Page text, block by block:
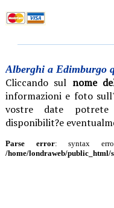
Alberghi a Edimburgo
Cliccando sul nome
informazioni e foto
vostre date potrete
disponibilit?e
Parse error: syntax
/home/londraweb/public_html/